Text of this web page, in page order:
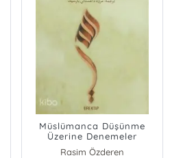
Müslümanca Düşünme
Üzerine Denemeler
(Arapça)
Rasim Özderen